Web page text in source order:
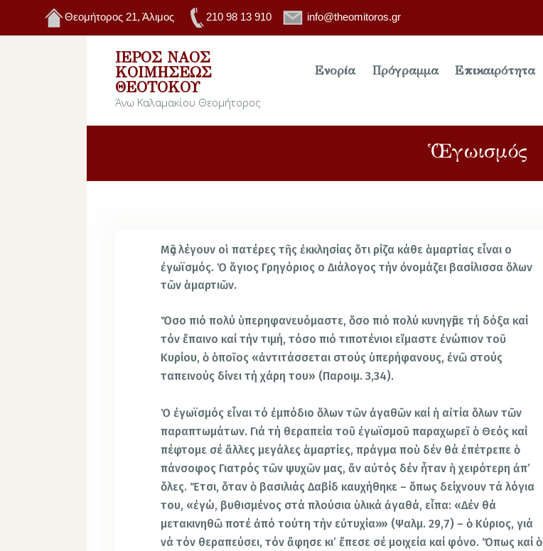
Θεομήτορος 21, Άλιμος 210 98 13 910 info@theomitoros.gr
ΙΕΡΌΣ ΝΑΌΣ
ΚΟΙΜΉΣΕΩΣ
ΘΕΟΤΌΚΟΥ
Άνω Καλαμακίου Θεομήτορος
Ενορία Πρόγραμμα Επικαιρότητα
Ὁ Ἐγωισμός
Μᾶς λέγουν οἱ πατέρες τῆς ἐκκλησίας ὅτι ρίζα κάθε ἁμαρτίας εἶναι o
ἐγωϊσμός. Ὁ ἅγιος Γρηγόριος o Διάλογος τήν ὀνομάζει βασίλισσα ὅλων
τῶν ἁμαρτιῶν.
Ὅσο πιό πολύ ὑπερηφανευόμαστε, ὅσο πιό πολύ κυνηγᾶμε τή δόξα καί
τόν ἔπαινο καί τήν τιμή, τόσο πιό τιποτένιοι εἴμαστε ἐνώπιον τοῦ
Κυρίου, ὁ ὁποῖος «ἀντιτάσσεται στούς ὑπερήφανους, ἐνῶ στούς
ταπεινούς δίνει τή χάρη του» (Παροιμ. 3,34).
Ὁ ἐγωϊσμός εἶναι τό ἐμπόδιο ὅλων τῶν ἀγαθῶν καί ἡ αἰτία ὅλων τῶν
παραπτωμάτων. Γιά τή θεραπεία τοῦ ἐγωϊσμοῦ παραχωρεῖ ὁ Θεός καί
πέφτομε σέ ἄλλες μεγάλες ἁμαρτίες, πράγμα ποὺ δέν θά ἐπέτρεπε ὁ
πάνσοφος Γιατρός τῶν ψυχῶν μας, ἄν αὐτός δέν ἦταν ἡ χειρότερη ἀπ’
ὅλες. Ἔτσι, ὅταν ὁ βασιλιάς Δαβίδ καυχήθηκε – ὅπως δείχνουν τά λόγια
του, «ἐγώ, βυθισμένος στά πλούσια ὑλικά ἀγαθά, εἶπα: «Δέν θά
μετακινηθῶ ποτέ ἀπό τούτη τήν εὐτυχία»» (Ψαλμ. 29,7) – ὁ Κύριος, γιά
νά τόν θεραπεύσει, τόν ἄφησε κι’ ἔπεσε σέ μοιχεία καί φόνο. Ὅπως καί ὁ